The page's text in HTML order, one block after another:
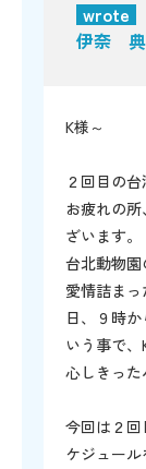
wrote
伊奈
K様～
２回目の
お疲れの
ざいます。
台北動物園
愛情詰ま
日、９時
いう事で
心しきった
今回は２
ケジュー